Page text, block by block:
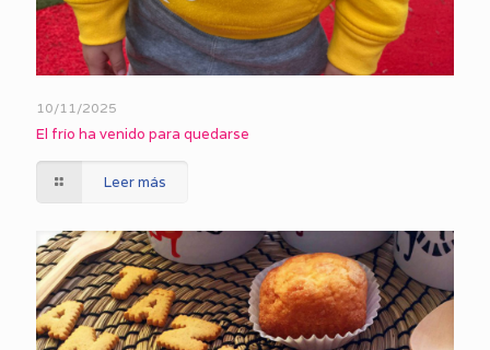
10/11/2025
El frío ha venido para quedarse
Leer más